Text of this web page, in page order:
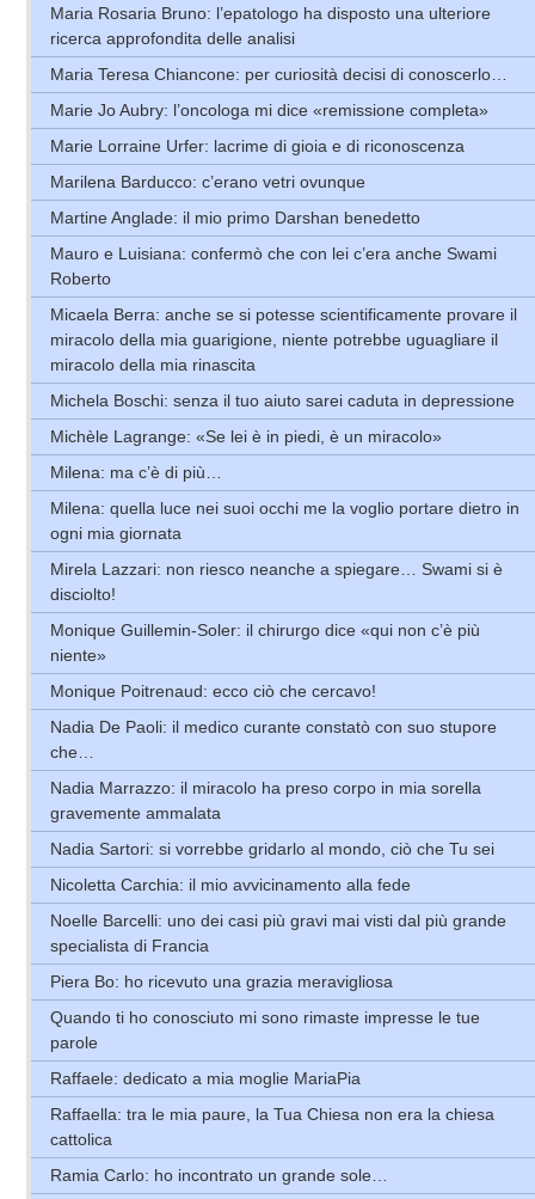
Maria Rosaria Bruno: l’epatologo ha disposto una ulteriore
ricerca approfondita delle analisi
Maria Teresa Chiancone: per curiosità decisi di conoscerlo…
Marie Jo Aubry: l’oncologa mi dice «remissione completa»
Marie Lorraine Urfer: lacrime di gioia e di riconoscenza
Marilena Barducco: c’erano vetri ovunque
Martine Anglade: il mio primo Darshan benedetto
Mauro e Luisiana: confermò che con lei c’era anche Swami
Roberto
Micaela Berra: anche se si potesse scientificamente provare il
miracolo della mia guarigione, niente potrebbe uguagliare il
miracolo della mia rinascita
Michela Boschi: senza il tuo aiuto sarei caduta in depressione
Michèle Lagrange: «Se lei è in piedi, è un miracolo»
Milena: ma c’è di più…
Milena: quella luce nei suoi occhi me la voglio portare dietro in
ogni mia giornata
Mirela Lazzari: non riesco neanche a spiegare… Swami si è
disciolto!
Monique Guillemin-Soler: il chirurgo dice «qui non c’è più
niente»
Monique Poitrenaud: ecco ciò che cercavo!
Nadia De Paoli: il medico curante constatò con suo stupore
che…
Nadia Marrazzo: il miracolo ha preso corpo in mia sorella
gravemente ammalata
Nadia Sartori: si vorrebbe gridarlo al mondo, ciò che Tu sei
Nicoletta Carchia: il mio avvicinamento alla fede
Noelle Barcelli: uno dei casi più gravi mai visti dal più grande
specialista di Francia
Piera Bo: ho ricevuto una grazia meravigliosa
Quando ti ho conosciuto mi sono rimaste impresse le tue
parole
Raffaele: dedicato a mia moglie MariaPia
Raffaella: tra le mia paure, la Tua Chiesa non era la chiesa
cattolica
Ramia Carlo: ho incontrato un grande sole…